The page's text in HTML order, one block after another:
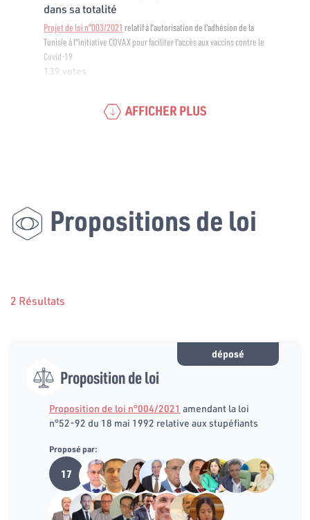
dans sa totalité
Projet de loi n°003/2021 relatif à l’autorisation de l'adhésion de la
Tunisie à l"initiative COVAX pour faciliter l'accès aux vaccins contre le
Covid-19
139 votes
AFFICHER PLUS
Propositions de loi
2 Résultats
déposé
Proposition de loi
Proposition de loi n°004/2021 amendant la loi
n°52-92 du 18 mai 1992 relative aux stupéfiants
Proposé par:
17